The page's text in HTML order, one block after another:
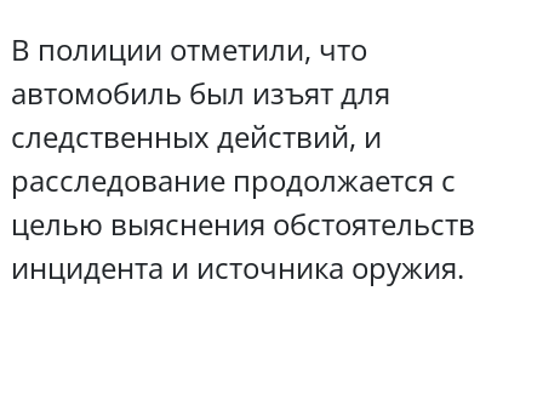
В полиции отметили, что
автомобиль был изъят для
следственных действий, и
расследование продолжается с
целью выяснения обстоятельств
инцидента и источника оружия.